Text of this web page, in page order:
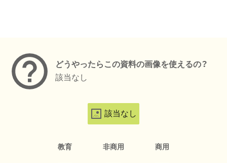
どうやったらこの資料の画像を使えるの？
該当なし
該当なし
教育 非商用 商用